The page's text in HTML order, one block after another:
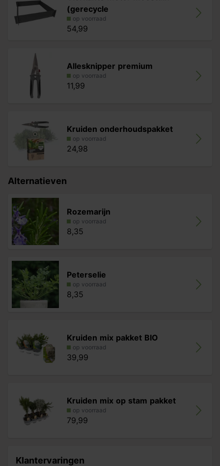
(gerecycle
op voorraad
54,99
Allesknipper premium
op voorraad
11,99
Kruiden onderhoudspakket
op voorraad
24,98
Alternatieven
Rozemarijn
op voorraad
8,35
Peterselie
op voorraad
8,35
Kruiden mix pakket BIO
op voorraad
39,99
Kruiden mix op stam pakket
op voorraad
79,99
Klantervaringen